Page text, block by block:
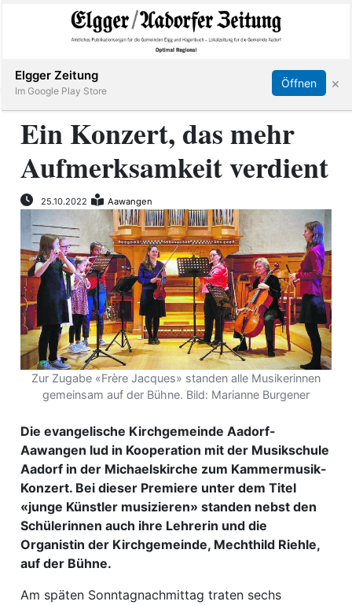
Elgg
Aadorf
Hagenbuch
E-
Paper
App
Region
Abonnieren Online Anmelden Anmelden
Ein Konzert, das mehr
Aufmerksamkeit verdient
25.10.2022 Aawangen
Zur Zugabe «Frère Jacques» standen alle Musikerinnen
gemeinsam auf der Bühne. Bild: Marianne Burgener
Die evangelische Kirchgemeinde Aadorf-
Aawangen lud in Kooperation mit der Musikschule
Aadorf in der Michaelskirche zum Kammermusik-
Konzert. Bei dieser Premiere unter dem Titel
«junge Künstler musizieren» standen nebst den
Schülerinnen auch ihre Lehrerin und die
Organistin der Kirchgemeinde, Mechthild Riehle,
auf der Bühne.
Am späten Sonntagnachmittag traten sechs
Elgger Zeitung
Im Google Play Store
Öffnen ×